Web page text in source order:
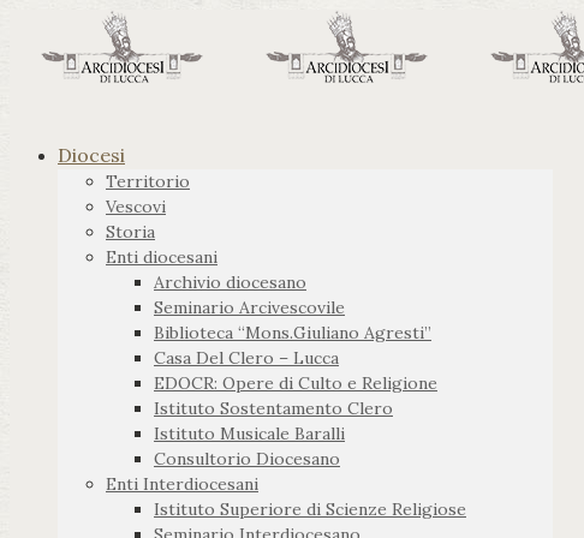
Diocesi
Territorio
Vescovi
Storia
Enti diocesani
Archivio diocesano
Seminario Arcivescovile
Biblioteca “Mons.Giuliano Agresti”
Casa Del Clero – Lucca
EDOCR: Opere di Culto e Religione
Istituto Sostentamento Clero
Istituto Musicale Baralli
Consultorio Diocesano
Enti Interdiocesani
Istituto Superiore di Scienze Religiose